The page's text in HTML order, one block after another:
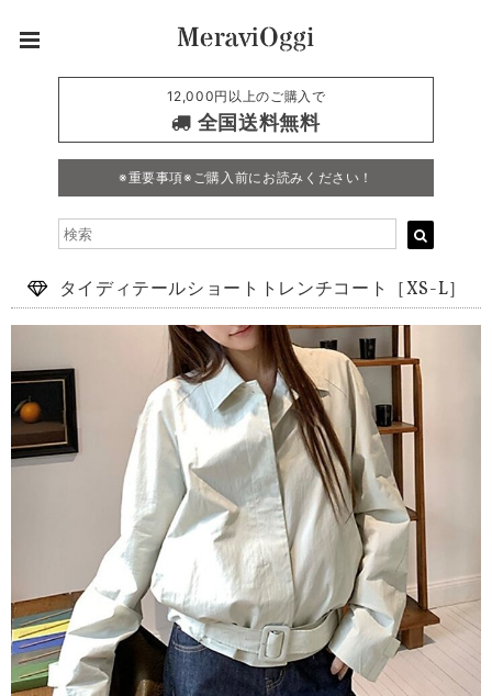
12,000円以上のご購入で
全国送料無料
※重要事項※ご購入前にお読みください！
タイディテールショートトレンチコート［XS-L］